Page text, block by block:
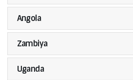
Angola
Zambiya
Uganda